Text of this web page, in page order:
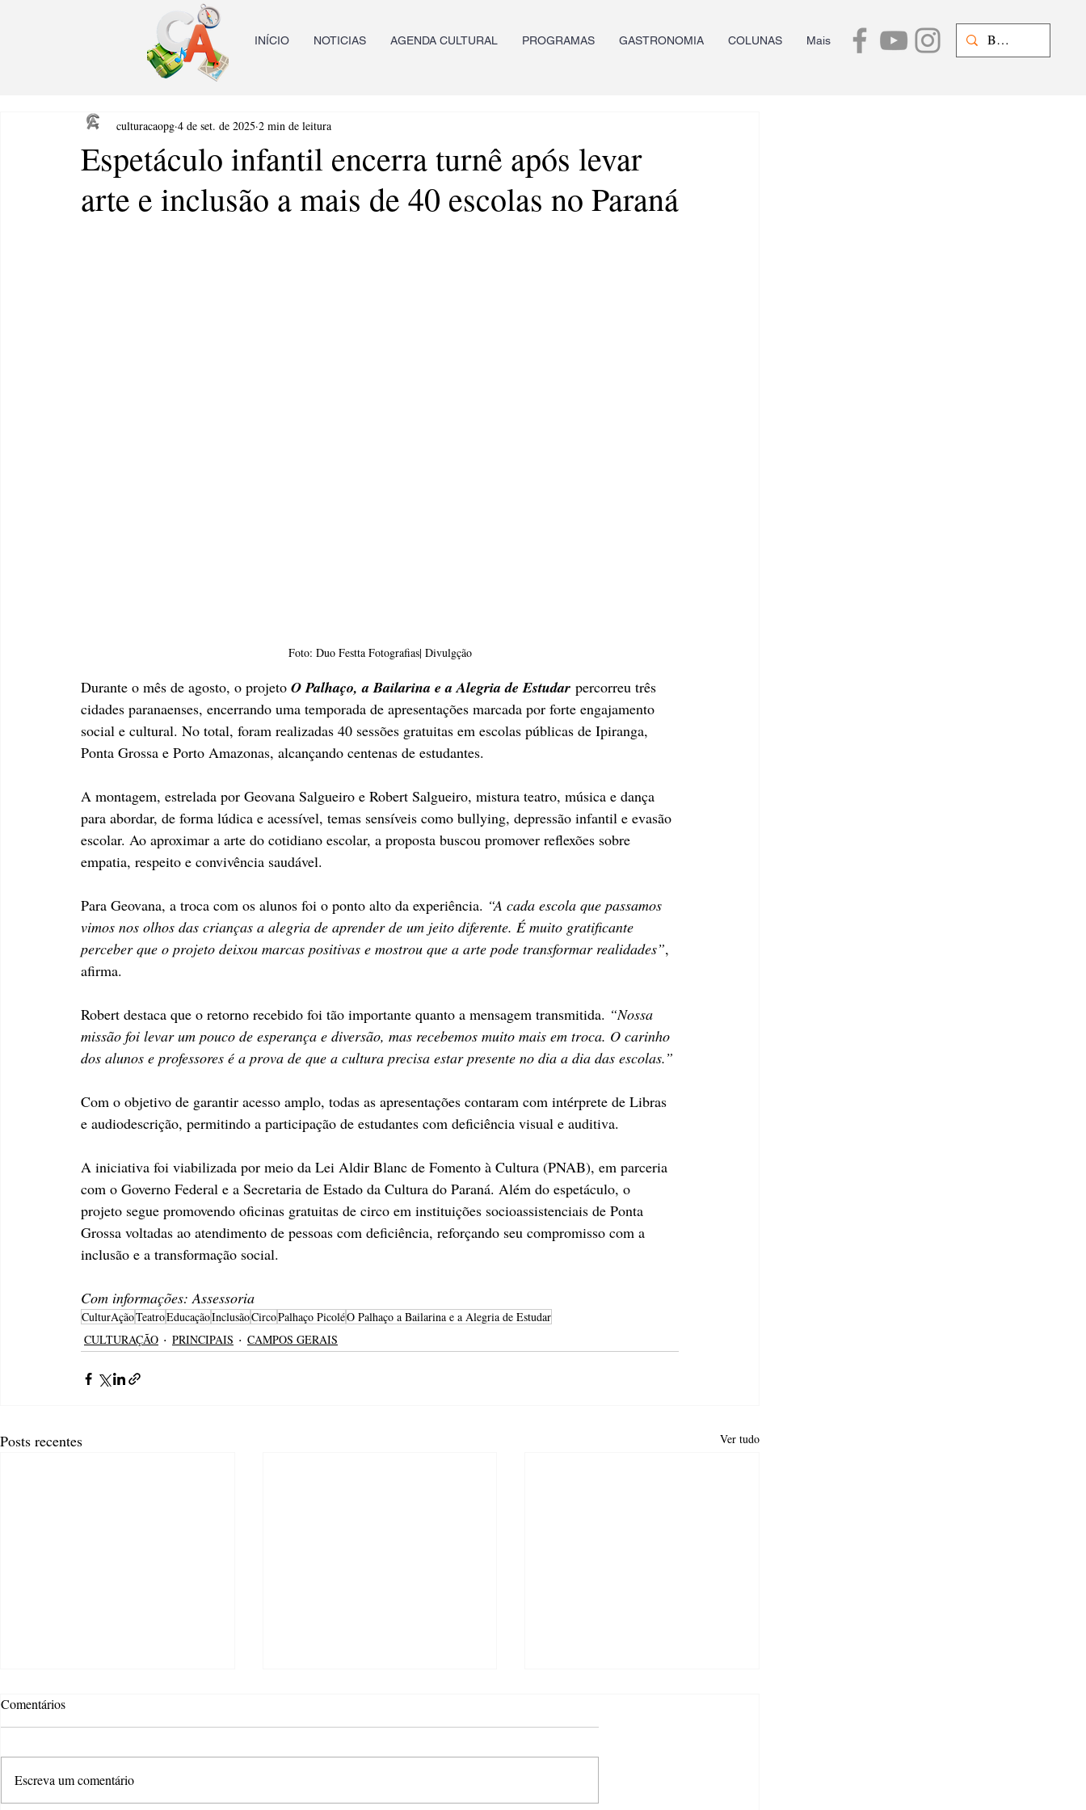
INÍCIO NOTICIAS AGENDA CULTURAL PROGRAMAS GASTRONOMIA COLUNAS Mais
Espetáculo infantil encerra turnê após levar
arte e inclusão a mais de 40 escolas no Paraná
culturacaopg 4 de set. de 2025 2 min de leitura
Foto: Duo Festta Fotografias| Divulgção
Durante o mês de agosto, o projeto O Palhaço, a Bailarina e a Alegria de Estudar percorreu três
cidades paranaenses, encerrando uma temporada de apresentações marcada por forte engajamento
social e cultural. No total, foram realizadas 40 sessões gratuitas em escolas públicas de Ipiranga,
Ponta Grossa e Porto Amazonas, alcançando centenas de estudantes.
A montagem, estrelada por Geovana Salgueiro e Robert Salgueiro, mistura teatro, música e dança
para abordar, de forma lúdica e acessível, temas sensíveis como bullying, depressão infantil e evasão
escolar. Ao aproximar a arte do cotidiano escolar, a proposta buscou promover reflexões sobre
empatia, respeito e convivência saudável.
Para Geovana, a troca com os alunos foi o ponto alto da experiência. “A cada escola que passamos
vimos nos olhos das crianças a alegria de aprender de um jeito diferente. É muito gratificante
perceber que o projeto deixou marcas positivas e mostrou que a arte pode transformar realidades”,
afirma.
Robert destaca que o retorno recebido foi tão importante quanto a mensagem transmitida. “Nossa
missão foi levar um pouco de esperança e diversão, mas recebemos muito mais em troca. O carinho
dos alunos e professores é a prova de que a cultura precisa estar presente no dia a dia das escolas.”
Com o objetivo de garantir acesso amplo, todas as apresentações contaram com intérprete de Libras
e audiodescrição, permitindo a participação de estudantes com deficiência visual e auditiva.
A iniciativa foi viabilizada por meio da Lei Aldir Blanc de Fomento à Cultura (PNAB), em parceria
com o Governo Federal e a Secretaria de Estado da Cultura do Paraná. Além do espetáculo, o
projeto segue promovendo oficinas gratuitas de circo em instituições socioassistenciais de Ponta
Grossa voltadas ao atendimento de pessoas com deficiência, reforçando seu compromisso com a
inclusão e a transformação social.
Com informações: Assessoria
CulturAçãoTeatroEducaçãoInclusãoCircoPalhaço PicoléO Palhaço a Bailarina e a Alegria de Estudar
CULTURAÇÃO
PRINCIPAIS CAMPOS GERAIS
Posts recentes Ver tudo
Comentários
Escreva um comentário